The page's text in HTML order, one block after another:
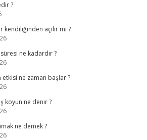
?
kendiliğinden açılır mı ?
ne kadardır ?
etkisi ne zaman başlar ?
koyun ne denir ?
ne demek ?